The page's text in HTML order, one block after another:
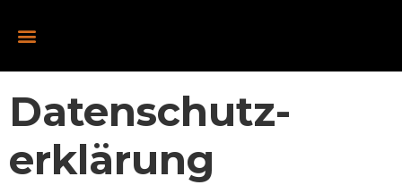
Datenschutz­
erklärung